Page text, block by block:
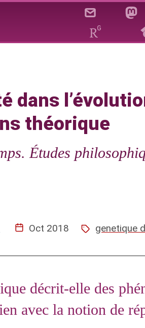
dans
théorique
Études
Oct 2018
genetique
décrit-elle des
avec la notion de
l’évolution :
théorique
au sens «mathématique»
des populations